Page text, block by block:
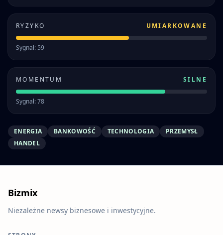
RYZYKO UMIARKOWANE
Sygnał: 59
MOMENTUM SILNE
Sygnał: 78
ENERGIA BANKOWOŚĆ TECHNOLOGIA
PRZEMYSŁ
HANDEL
Bizmix
Niezależne newsy biznesowe i inwestycyjne.